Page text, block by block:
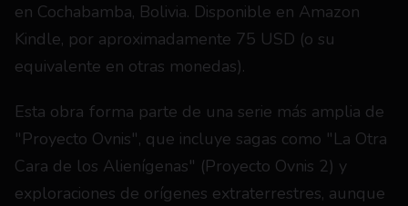
en Cochabamba, Bolivia. Disponible en Amazon
Kindle, por aproximadamente 75 USD (o su
equivalente en otras monedas).
Esta obra forma parte de una serie más amplia de
"Proyecto Ovnis", que incluye sagas como "La Otra
Cara de los Alienígenas" (Proyecto Ovnis 2) y
exploraciones de orígenes extraterrestres, aunque